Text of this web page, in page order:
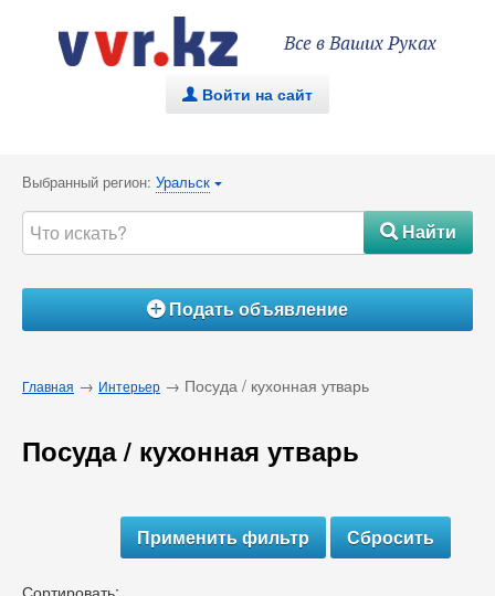
Все в Ваших Руках
. Войти на сайт
Выбранный регион: Уральск {
#Найти
ÁПодать объявление
Главная → Интерьер → Посуда / кухонная утварь
Посуда / кухонная утварь
Сортировать: